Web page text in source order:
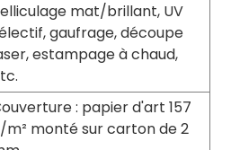
mat/brillant, UV
gaufrage, découpe
estampage à chaud,
: papier d'art 157
m² monté sur carton de 2